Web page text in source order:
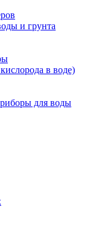
и грунта
в воде)
для воды